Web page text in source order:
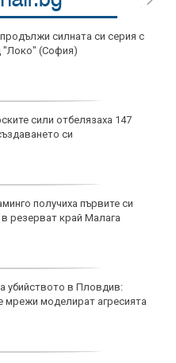
силната си серия с
"Локо" (София)
сили отбелязаха 147
си
получиха първите си
резерват край Малага
убийството в Пловдив:
мрежи моделират агресията